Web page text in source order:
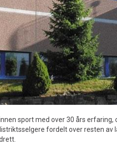
sport med over 30 års
fordelt over resten